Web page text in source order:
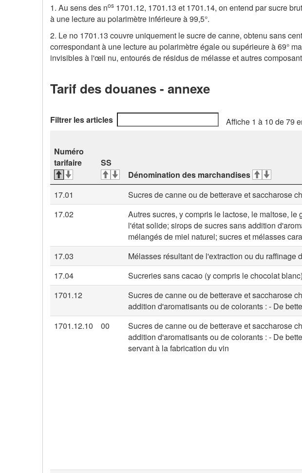
1. Au sens des nos 1701.12, 1701.13 et 1701.14, on entend par sucre
à une lecture au polarimètre inférieure à 99,5°.
2. Le no 1701.13 couvre uniquement le sucre de canne, obtenu sans
correspondant à une lecture au polarimètre égale ou supérieure à 69°
invisibles à l'œil nu, entourés de résidus de mélasse et autres
Tarif des douanes - annexe
Filtrer les articles Affiche 1 à 10 de 79
Numéro
tarifaire
SS
Dénomination des marchandises
17.01
Sucres de canne ou de betterave et saccharose
17.02
Autres sucres, y compris le lactose, le maltose,
l'état solide; sirops de sucres sans addition
mélangés de miel naturel; sucres et mélasses
17.03
Mélasses résultant de l'extraction ou du raffinage
17.04
Sucreries sans cacao (y compris le chocolat
1701.12
Sucres de canne ou de betterave et saccharose
addition d'aromatisants ou de colorants : - De
1701.12.10
00
Sucres de canne ou de betterave et saccharose
addition d'aromatisants ou de colorants : - De
servant à la fabrication du vin